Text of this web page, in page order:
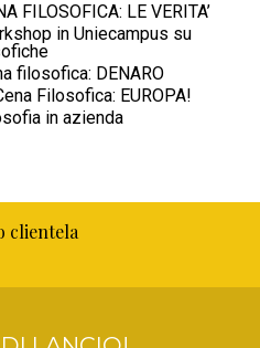
FILOSOFICA: LE VERITA’
in Uniecampus su
filosofica: DENARO
Filosofica: EUROPA!
in azienda
clientela